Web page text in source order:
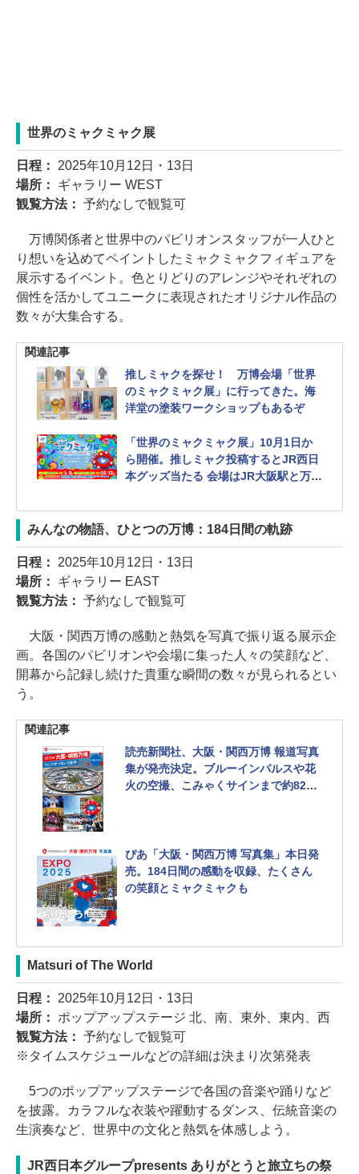
世界のミャクミャク展
日程： 2025年10月12日・13日
場所： ギャラリー WEST
観覧方法： 予約なしで観覧可
万博関係者と世界中のパビリオンスタッフが一人ひと
り想いを込めてペイントしたミャクミャクフィギュアを
展示するイベント。色とりどりのアレンジやそれぞれの
個性を活かしてユニークに表現されたオリジナル作品の
数々が大集合する。
関連記事
推しミャクを探せ！ 万博会場「世界
のミャクミャク展」に行ってきた。海
洋堂の塗装ワークショップもあるぞ
「世界のミャクミャク展」10月1日か
ら開催。推しミャク投稿するとJR西日
本グッズ当たる 会場はJR大阪駅と万博
みんなの物語、ひとつの万博：184日間の軌跡
日程： 2025年10月12日・13日
場所： ギャラリー EAST
観覧方法： 予約なしで観覧可
大阪・関西万博の感動と熱気を写真で振り返る展示企
画。各国のパビリオンや会場に集った人々の笑顔など、
開幕から記録し続けた貴重な瞬間の数々が見られるとい
う。
関連記事
読売新聞社、大阪・関西万博 報道写真
集が発売決定。ブルーインパルスや花
火の空撮、こみゃくサインまで約820
ぴあ「大阪・関西万博 写真集」本日発
売。184日間の感動を収録、たくさん
の笑顔とミャクミャクも
Matsuri of The World
日程： 2025年10月12日・13日
場所： ポップアップステージ 北、南、東外、東内、西
観覧方法： 予約なしで観覧可
※タイムスケジュールなどの詳細は決まり次第発表
5つのポップアップステージで各国の音楽や踊りなど
を披露。カラフルな衣装や躍動するダンス、伝統音楽の
生演奏など、世界中の文化と熱気を体感しよう。
JR西日本グループpresents ありがとうと旅立ちの祭